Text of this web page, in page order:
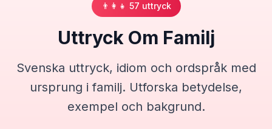
👨‍👩‍👧 57 uttryck
Uttryck Om Familj
Svenska uttryck, idiom och ordspråk med
ursprung ifamilj. Utforska betydelse,
exempel och bakgrund.